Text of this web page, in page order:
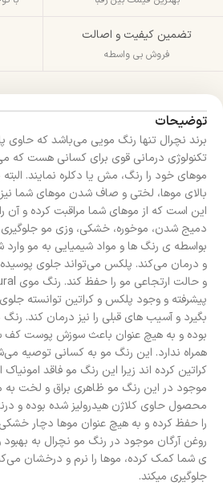
تضمین کیفیت و اصالت
فروش بی واسطه
توضیحات
برند نچرال تنها رنگ مویی می‌باشد که
تکنولوژی درمانی قوی برای کسانی هست که
موهای خود را رنگ، مش یا دکلره نمایند.
بالای موها، لختی و صاف شدن موهای شما
این است که از موهای شما مراقبت کرده و آن
دمیج شدن، موخوره، خشکی، وزی مو
بواسطه ی رنگ ها و مواد شیمیایی به مو
و درمان می‌کند. پلکس می‌تواند جلوی
پیشرفته و وجود پلکس و کراتین توانسته
بگیرد و آسیب های قبلی را نیز درمان کند.
بوده و به هیچ عنوان باعث سوزش پوست کف
همراه ندارد. این رنگ مو به کسانی توصیه
کراتین کرده اند زیرا این رنگ مو فاقد
موجود در این رنگ مو ظاهری براق و لخت
محصول حاوی کلاژن هیدرولیز شده بوده و
را حفظ کرده و به هیچ عنوان موها دچار
روغن آرگان موجود در رنگ مو نچرال به
ی شما کمک کرده، موها را نرم و درخشان
جلوگیری میکند.